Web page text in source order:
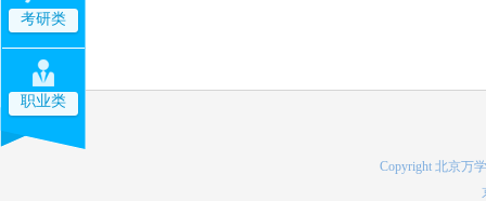
考研类
职业类
Copyright 北京万